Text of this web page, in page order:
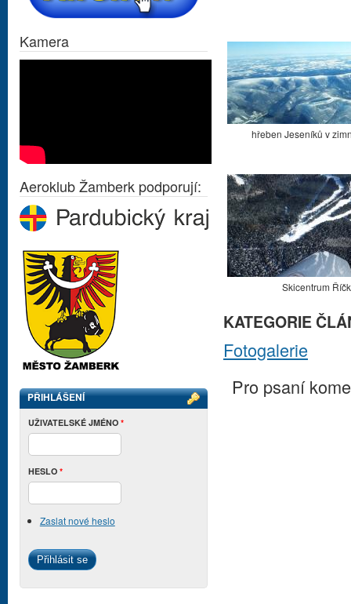
hřeben Jeseníků v
Skicentrum
KATEGORIE
Fotogalerie
Pro psaní
Kamera
Aeroklub Žamberk podporují:
PŘIHLÁŠENÍ
UŽIVATELSKÉ JMÉNO *
HESLO *
Zaslat nové heslo